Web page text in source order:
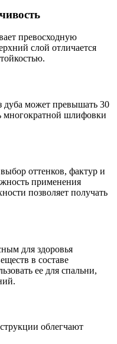
превосходную
слой отличается
может превышать 30
многократной шлифовки
оттенков, фактур и
применения
позволяет получать
для здоровья
в составе
ее для спальни,
облегчают